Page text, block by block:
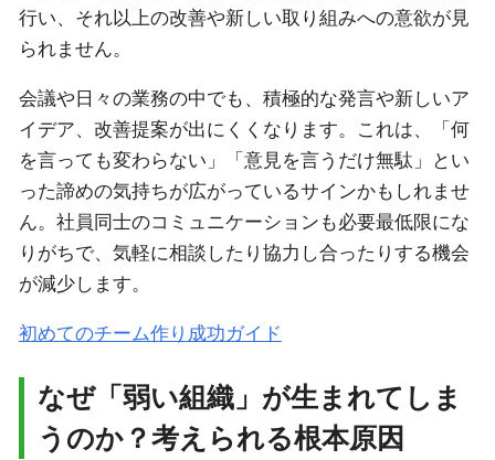
行い、それ以上の改善や新しい取り組みへの意欲が見
られません。
会議や日々の業務の中でも、積極的な発言や新しいア
イデア、改善提案が出にくくなります。これは、「何
を言っても変わらない」「意見を言うだけ無駄」とい
った諦めの気持ちが広がっているサインかもしれませ
ん。社員同士のコミュニケーションも必要最低限にな
りがちで、気軽に相談したり協力し合ったりする機会
が減少します。
初めてのチーム作り成功ガイド
なぜ「弱い組織」が生まれてしま
うのか？考えられる根本原因